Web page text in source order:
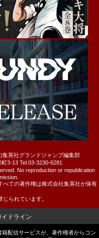
英社グランドジャンプ編集部
3-13 Tel.03-3230-6281
No reproduction or republication
べての著作権は株式会社集英社が保有
られています。
ドライン
配信サービスが、著作権者からコン